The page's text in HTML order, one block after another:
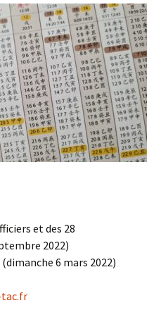
et des 28
2022)
6 mars 2022)